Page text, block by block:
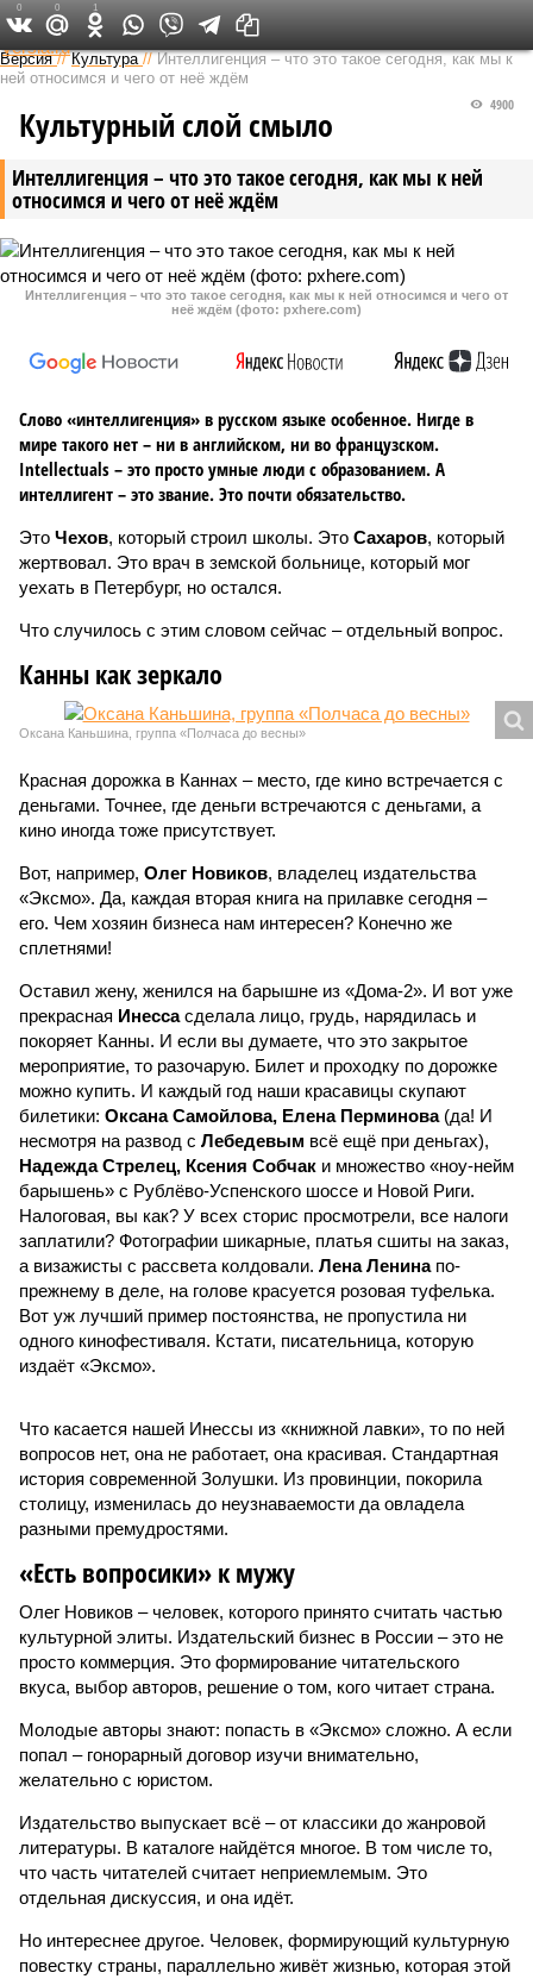
Федеральный выпуск
Версия //Культура //Интеллигенция – что это такое сегодня, как мы к
ней относимся и чего от неё ждём
Интеллигенция – что это такое сегодня, как мы к ней
относимся и чего от неё ждём
4900
Культурный слой смыло
Интеллигенция – что это такое сегодня, как мы к ней относимся и чего от
неё ждём (фото: pxhere.com)
Слово «интеллигенция» в русском языке особенное. Нигде в
мире такого нет – ни в английском, ни во французском.
Intellectuals – это просто умные люди с образованием. А
интеллигент – это звание. Это почти обязательство.
Это Чехов, который строил школы. Это Сахаров, который
жертвовал. Это врач в земской больнице, который мог
уехать в Петербург, но остался.
Что случилось с этим словом сейчас – отдельный вопрос.
Канны как зеркало
Оксана Каньшина, группа «Полчаса до весны»
Красная дорожка в Каннах – место, где кино встречается с
деньгами. Точнее, где деньги встречаются с деньгами, а
кино иногда тоже присутствует.
Вот, например, Олег Новиков, владелец издательства
«Эксмо». Да, каждая вторая книга на прилавке сегодня –
его. Чем хозяин бизнеса нам интересен? Конечно же
сплетнями!
Оставил жену, женился на барышне из «Дома-2». И вот уже
прекрасная Инессасделала лицо, грудь, нарядилась и
покоряет Канны. И если вы думаете, что это закрытое
мероприятие, то разочарую. Билет и проходку по дорожке
можно купить. И каждый год наши красавицы скупают
билетики: Оксана Самойлова, Елена Перминова (да! И
несмотря на развод с Лебедевым всё ещё при деньгах),
Надежда Стрелец, Ксения Собчак и множество «ноу-нейм
барышень» с Рублёво-Успенского шоссе и Новой Риги.
Налоговая, вы как? У всех сторис просмотрели, все налоги
заплатили? Фотографии шикарные, платья сшиты на заказ,
а визажисты с рассвета колдовали. Лена Ленинапо-
прежнему в деле, на голове красуется розовая туфелька.
Вот уж лучший пример постоянства, не пропустила ни
одного кинофестиваля. Кстати, писательница, которую
издаёт «Эксмо».
Что касается нашей Инессы из «книжной лавки», то по ней
вопросов нет, она не работает, она красивая. Стандартная
история современной Золушки. Из провинции, покорила
столицу, изменилась до неузнаваемости да овладела
разными премудростями.
«Есть вопросики» к мужу
Олег Новиков – человек, которого принято считать частью
культурной элиты. Издательский бизнес в России – это не
просто коммерция. Это формирование читательского
вкуса, выбор авторов, решение о том, кого читает страна.
Молодые авторы знают: попасть в «Эксмо» сложно. А если
попал – гонорарный договор изучи внимательно,
желательно с юристом.
Издательство выпускает всё – от классики до жанровой
литературы. В каталоге найдётся многое. В том числе то,
что часть читателей считает неприемлемым. Это
отдельная дискуссия, и она идёт.
Но интереснее другое. Человек, формирующий культурную
повестку страны, параллельно живёт жизнью, которая этой
0 0 1